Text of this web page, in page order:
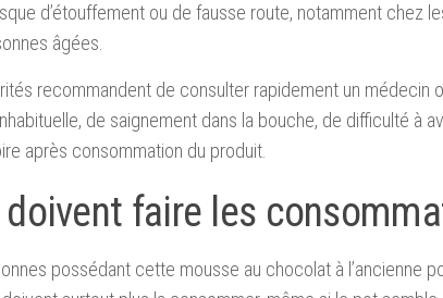
d’étouffement ou de fausse route, notamment chez
âgées.
recommandent de consulter rapidement un médecin
de saignement dans la bouche, de difficulté à
après consommation du produit.
doivent faire les
possédant cette mousse au chocolat à l’ancienne